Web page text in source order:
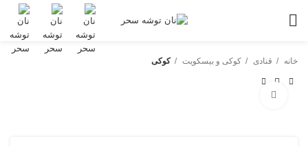
خانه قنادی کوکی و بیسکویت کوکی